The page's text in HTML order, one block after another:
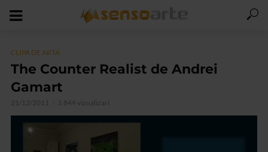
CLIPA DE ARTA
The Counter Realist de Andrei
Gamart
21/12/2011 3.849 vizualizari